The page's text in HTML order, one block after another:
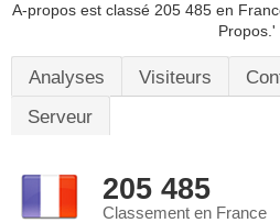
A-propos est classé 205 485 en
Propos.'
Analyses Visiteurs
Serveur
205 485
Classement en France